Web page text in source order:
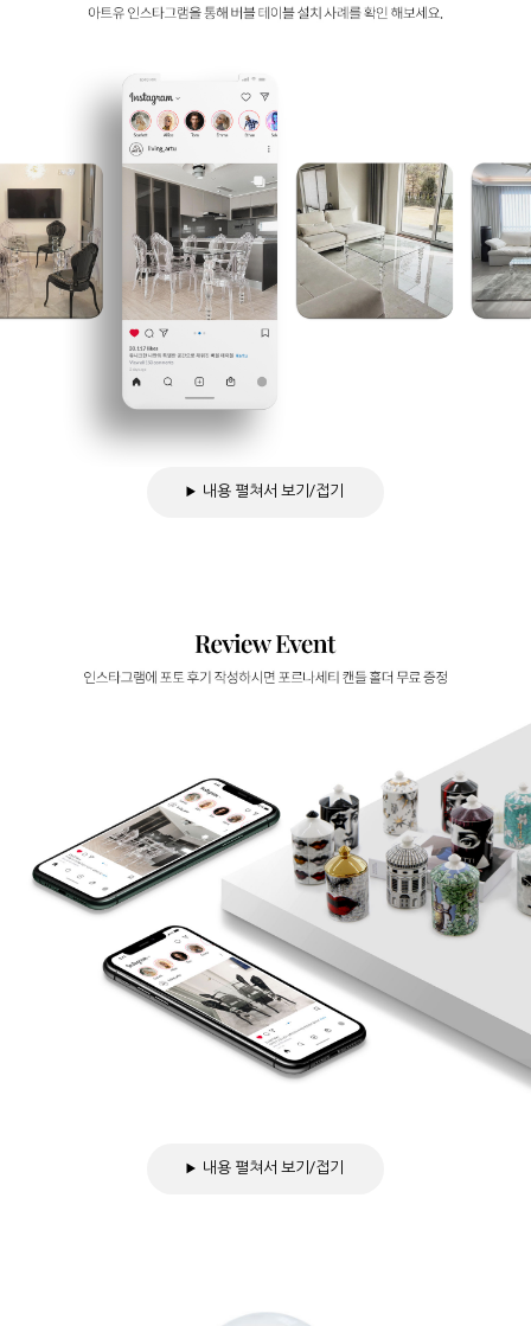
내용 펼쳐서 보기/접기
내용 펼쳐서 보기/접기